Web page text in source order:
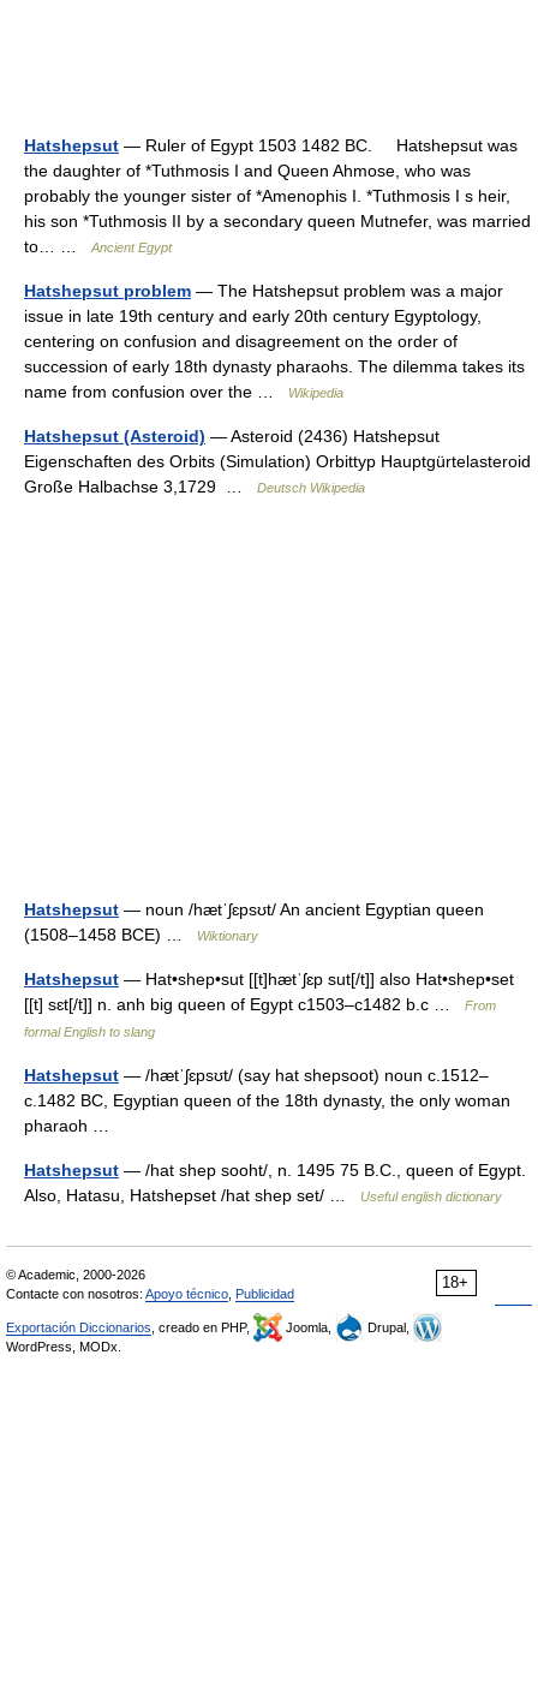
Hatshepsut — Ruler of Egypt 1503 1482 BC. Hatshepsut was
the daughter of *Tuthmosis I and Queen Ahmose, who was
probably the younger sister of *Amenophis I. *Tuthmosis I s heir,
his son *Tuthmosis II by a secondary queen Mutnefer, was married
to… …
Ancient Egypt
Hatshepsut problem — The Hatshepsut problem was a major
issue in late 19th century and early 20th century Egyptology,
centering on confusion and disagreement on the order of
succession of early 18th dynasty pharaohs. The dilemma takes its
name from confusion over the …
Wikipedia
Hatshepsut (Asteroid) — Asteroid (2436) Hatshepsut
Eigenschaften des Orbits (Simulation) Orbittyp Hauptgürtelasteroid
Große Halbachse 3,1729 …
Deutsch Wikipedia
Hatshepsut — noun /hætˈʃɛpsʊt/ An ancient Egyptian queen
(1508–1458 BCE) …
Wiktionary
Hatshepsut — Hat•shep•sut [[t]hætˈʃɛp sut[/t]] also Hat•shep•set
[[t] sɛt[/t]] n. anh big queen of Egypt c1503–c1482 b.c …
From
formal English to slang
Hatshepsut — /hætˈʃɛpsʊt/ (say hat shepsoot) noun c.1512–
c.1482 BC, Egyptian queen of the 18th dynasty, the only woman
pharaoh …
Hatshepsut — /hat shep sooht/, n. 1495 75 B.C., queen of Egypt.
Also, Hatasu, Hatshepset /hat shep set/ …
Useful english dictionary
18+
© Academic, 2000-2026
Contacte con nosotros: Apoyo técnico Publicidad
Exportación Diccionarios , creado en PHP, Joomla,
Drupal,
WordPress, MODx.